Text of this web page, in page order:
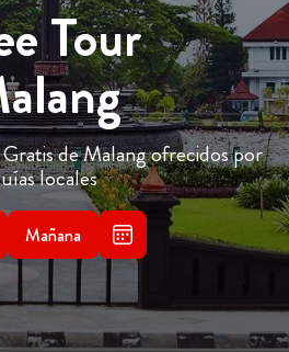
Tour
de Malang ofrecidos por
locales
Mañana